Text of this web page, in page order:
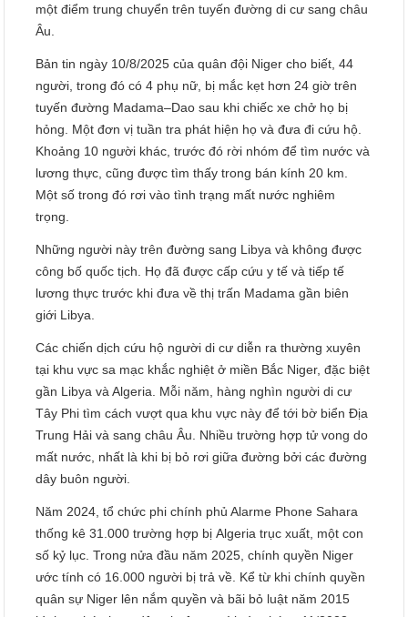
một điểm trung chuyển trên tuyến đường di cư sang châu
Âu.
Bản tin ngày 10/8/2025 của quân đội Niger cho biết, 44
người, trong đó có 4 phụ nữ, bị mắc kẹt hơn 24 giờ trên
tuyến đường Madama–Dao sau khi chiếc xe chở họ bị
hỏng. Một đơn vị tuần tra phát hiện họ và đưa đi cứu hộ.
Khoảng 10 người khác, trước đó rời nhóm để tìm nước và
lương thực, cũng được tìm thấy trong bán kính 20 km.
Một số trong đó rơi vào tình trạng mất nước nghiêm
trọng.
Những người này trên đường sang Libya và không được
công bố quốc tịch. Họ đã được cấp cứu y tế và tiếp tế
lương thực trước khi đưa về thị trấn Madama gần biên
giới Libya.
Các chiến dịch cứu hộ người di cư diễn ra thường xuyên
tại khu vực sa mạc khắc nghiệt ở miền Bắc Niger, đặc biệt
gần Libya và Algeria. Mỗi năm, hàng nghìn người di cư
Tây Phi tìm cách vượt qua khu vực này để tới bờ biển Địa
Trung Hải và sang châu Âu. Nhiều trường hợp tử vong do
mất nước, nhất là khi bị bỏ rơi giữa đường bởi các đường
dây buôn người.
Năm 2024, tổ chức phi chính phủ Alarme Phone Sahara
thống kê 31.000 trường hợp bị Algeria trục xuất, một con
số kỷ lục. Trong nửa đầu năm 2025, chính quyền Niger
ước tính có 16.000 người bị trả về. Kể từ khi chính quyền
quân sự Niger lên nắm quyền và bãi bỏ luật năm 2015